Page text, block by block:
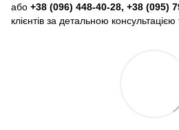
або +38 (096) 448-40-28, +38 (095)
клієнтів за детальною